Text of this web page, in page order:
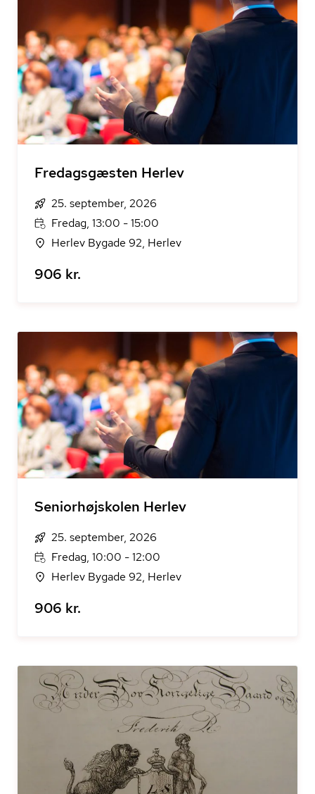
Fredagsgæsten Herlev
25. september, 2026
Fredag, 13:00 - 15:00
Herlev Bygade 92, Herlev
906 kr.
Seniorhøjskolen Herlev
25. september, 2026
Fredag, 10:00 - 12:00
Herlev Bygade 92, Herlev
906 kr.